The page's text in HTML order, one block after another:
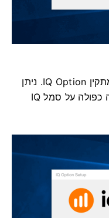
5. לחץ על "סיום" כדי להפעיל את מתקין IQ Option. ניתן
גם להפעיל את היישום על ידי לחיצה כפולה על סמל IQ